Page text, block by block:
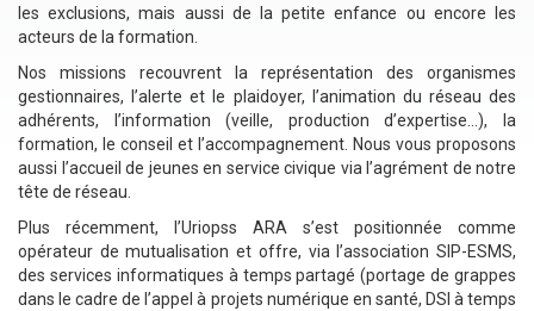
les exclusions, mais aussi de la petite enfance ou encore les
acteurs de la formation.
Nos missions recouvrent la représentation des organismes
gestionnaires, l’alerte et le plaidoyer, l’animation du réseau des
adhérents, l’information (veille, production d’expertise…), la
formation, le conseil et l’accompagnement. Nous vous proposons
aussi l’accueil de jeunes en service civique via l’agrément de notre
tête de réseau.
Plus récemment, l’Uriopss ARA s’est positionnée comme
opérateur de mutualisation et offre, via l’association SIP-ESMS,
des services informatiques à temps partagé (portage de grappes
dans le cadre de l’appel à projets numérique en santé, DSI à temps